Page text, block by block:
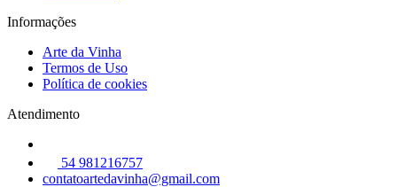
Informações
Arte da Vinha
Termos de Uso
Política de cookies
Atendimento
54 981216757
contatoartedavinha@gmail.com